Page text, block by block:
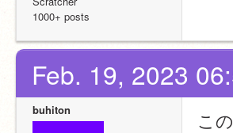
1000+ posts
Feb. 19, 2023
buhiton こ